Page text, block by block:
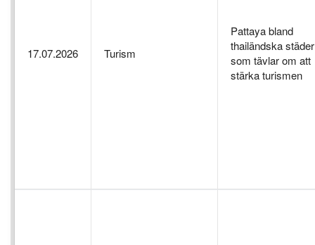
17.07.2026 Turism
Pattaya bland
thailändska städer
som tävlar om att
stärka turismen